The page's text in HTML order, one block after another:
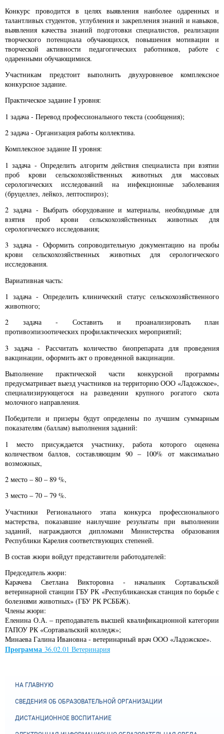
Конкурс проводится в целях выявления наиболее одаренных и
талантливых студентов, углубления и закрепления знаний и навыков,
выявления качества знаний подготовки специалистов, реализации
творческого потенциала обучающихся, повышения мотивации и
творческой активности педагогических работников, работе с
одаренными обучающимися.
Участникам предстоит выполнить двухуровневое комплексное
конкурсное задание.
Практическое задание I уровня:
1 задача - Перевод профессионального текста (сообщения);
2 задача - Организация работы коллектива.
Комплексное задание II уровня:
1 задача - Определить алгоритм действия специалиста при взятии
проб крови сельскохозяйственных животных для массовых
серологических исследований на инфекционные заболевания
(бруцеллез, лейкоз, лептоспироз);
2 задача - Выбрать оборудование и материалы, необходимые для
взятия проб крови сельскохозяйственных животных для
серологического исследования;
3 задача - Оформить сопроводительную документацию на пробы
крови сельскохозяйственных животных для серологического
исследования.
Вариативная часть:
1 задача - Определить клинический статус сельскохозяйственного
животного;
2 задача - Составить и проанализировать план
противоэпизоотических профилактических мероприятий;
3 задача - Рассчитать количество биопрепарата для проведения
вакцинации, оформить акт о проведенной вакцинации.
Выполнение практической части конкурсной программы
предусматривает выезд участников на территорию ООО «Ладожское»,
специализирующегося на разведении крупного рогатого скота
молочного направления.
Победители и призеры будут определены по лучшим суммарным
показателям (баллам) выполнения заданий:
1 место присуждается участнику, работа которого оценена
количеством баллов, составляющим 90 – 100% от максимально
возможных,
2 место – 80 – 89 %,
3 место – 70 – 79 %.
Участники Регионального этапа конкурса профессионального
мастерства, показавшие наилучшие результаты при выполнении
заданий, награждаются дипломами Министерства образования
Республики Карелия соответствующих степеней.
В состав жюри войдут представители работодателей:
Председатель жюри:
Карачева Светлана Викторовна - начальник Сортавальской
ветеринарной станции ГБУ РК «Республиканская станция по борьбе с
болезнями животных» (ГБУ РК РСББЖ).
Члены жюри:
Еленина О.А. – преподаватель высшей квалификационной категории
ГАПОУ РК «Сортавальский колледж»;
Минаева Галина Ивановна - ветеринарный врач ООО «Ладожское».
Программа 36.02.01 Ветеринария
НА ГЛАВНУЮ
СВЕДЕНИЯ ОБ ОБРАЗОВАТЕЛЬНОЙ ОРГАНИЗАЦИИ
ДИСТАНЦИОННОЕ ВОСПИТАНИЕ